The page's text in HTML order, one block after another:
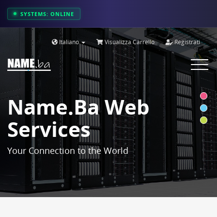
SYSTEMS: ONLINE
Italiano Visualizza Carrello Registrati
Toggle
Name.ba Web
Services
Your Connection to the World